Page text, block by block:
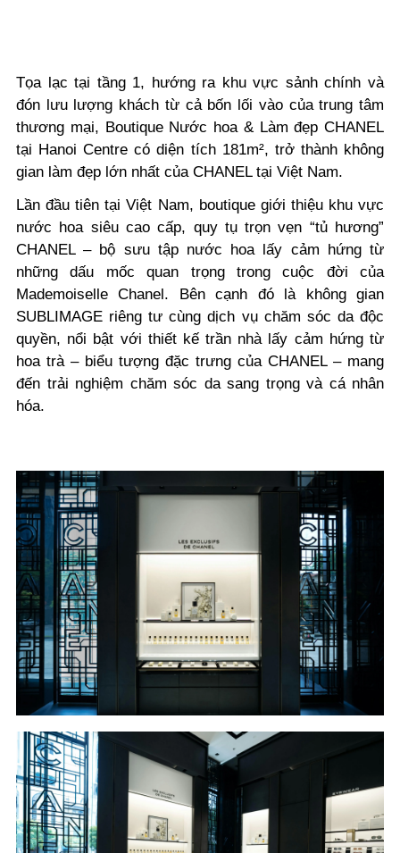
Tọa lạc tại tầng 1, hướng ra khu vực sảnh chính và
đón lưu lượng khách từ cả bốn lối vào của trung tâm
thương mại, Boutique Nước hoa & Làm đẹp CHANEL
tại Hanoi Centre có diện tích 181m², trở thành không
gian làm đẹp lớn nhất của CHANEL tại Việt Nam.
Lần đầu tiên tại Việt Nam, boutique giới thiệu khu vực
nước hoa siêu cao cấp, quy tụ trọn vẹn “tủ hương”
CHANEL – bộ sưu tập nước hoa lấy cảm hứng từ
những dấu mốc quan trọng trong cuộc đời của
Mademoiselle Chanel. Bên cạnh đó là không gian
SUBLIMAGE riêng tư cùng dịch vụ chăm sóc da độc
quyền, nổi bật với thiết kế trần nhà lấy cảm hứng từ
hoa trà – biểu tượng đặc trưng của CHANEL – mang
đến trải nghiệm chăm sóc da sang trọng và cá nhân
hóa.